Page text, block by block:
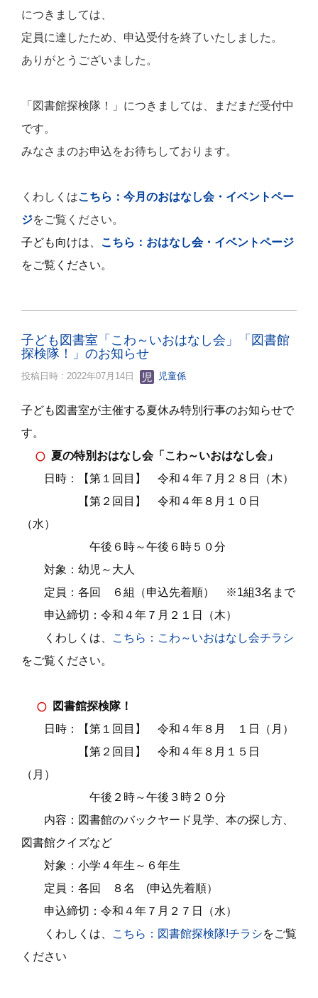
につきましては、
定員に達したため、申込受付を終了いたしました。
ありがとうございました。
「図書館探検隊！」につきましては、まだまだ受付中
です。
みなさまのお申込をお待ちしております。
くわしくはこちら：今月のおはなし会・イベントペー
ジをご覧ください。
子ども向けは、 こちら：おはなし会・イベントページ
をご覧ください。
子ども図書室「こわ～いおはなし会」「図書館
探検隊！」のお知らせ
投稿日時 : 2022年07月14日 児童係
子ども図書室が主催する夏休み特別行事のお知らせで
す。
夏の特別おはなし会「こわ～いおはなし会」
日時：【第１回目】 令和４年７月２８日（木）
【第２回目】 令和４年８月１０日
（水）
午後６時～午後６時５０分
対象：幼児～大人
定員：各回 ６組（申込先着順） ※1組3名まで
申込締切：令和４年７月２１日（木）
くわしくは、
こちら：こわ～いおはなし会チラシ
をご覧ください。
図書館探検隊！
日時：【第１回目】 令和４年８月 １日（月）
【第２回目】 令和４年８月１５日
（月）
午後２時～午後３時２０分
内容：図書館のバックヤード見学、本の探し方、
図書館クイズなど
対象：小学４年生～６年生
定員：各回 ８名 (申込先着順）
申込締切：令和４年７月２７日（水）
くわしくは、
こちら：図書館探検隊!チラシをご覧
ください